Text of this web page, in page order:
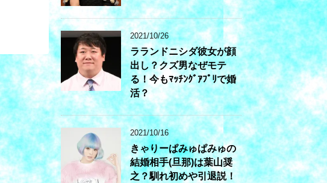
2021/10/26
ラランドニシダ彼女が顔
出し？クズ男なぜモテ
る！今もﾏｯﾁﾝｸﾞｱﾌﾟﾘで婚
活？
2021/10/16
きゃりーぱみゅぱみゅの
結婚相手(旦那)は葉山奨
之？馴れ初めや引退説！